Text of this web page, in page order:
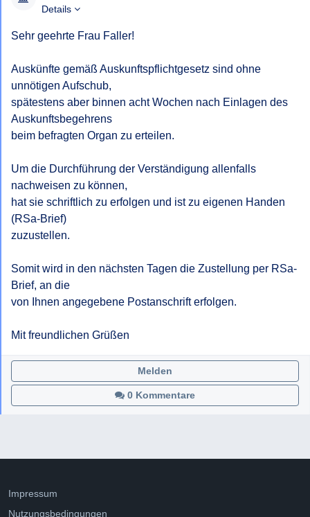
Details
Sehr geehrte Frau Faller!
Auskünfte gemäß Auskunftspflichtgesetz sind ohne
unnötigen Aufschub,
spätestens aber binnen acht Wochen nach Einlagen des
Auskunftsbegehrens
beim befragten Organ zu erteilen.
Um die Durchführung der Verständigung allenfalls
nachweisen zu können,
hat sie schriftlich zu erfolgen und ist zu eigenen Handen
(RSa-Brief)
zuzustellen.
Somit wird in den nächsten Tagen die Zustellung per RSa-
Brief, an die
von Ihnen angegebene Postanschrift erfolgen.
Mit freundlichen Grüßen
0 Kommentare
Melden
Impressum
Nutzungsbedingungen